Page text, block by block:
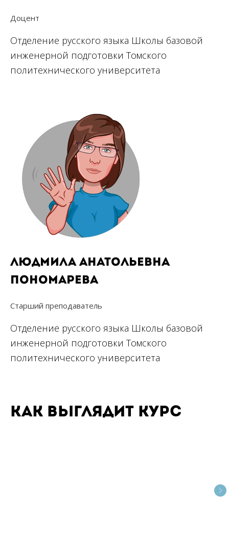
Доцент
Отделение русского языка Школы базовой
инженерной подготовки Томского
политехнического университета
Людмила Анатольевна
Пономарева
Старший преподаватель
Отделение русского языка Школы базовой
инженерной подготовки Томского
политехнического университета
Как выглядит курс